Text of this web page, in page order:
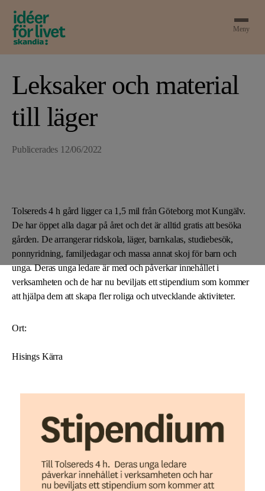
Meny
Leksaker och material
till läger
Publicerades 12/06/2022
Tolsereds 4 h gård ligger ca 1,5 mil från Göteborg mot Kungälv.
De har öppet alla dagar på året och det är alltid gratis att besöka
gården. De arrangerar ridskola, läger, barnkalas, studiebesök,
ponnyridning, familjedagar och massa annat skoj för barn och
unga. Deras unga ledare är med och påverkar innehållet i
verksamheten och de har nu beviljats ett stipendium som kommer
att hjälpa dem att skapa fler roliga och utvecklande aktiviteter.
Ort:
Hisings Kärra